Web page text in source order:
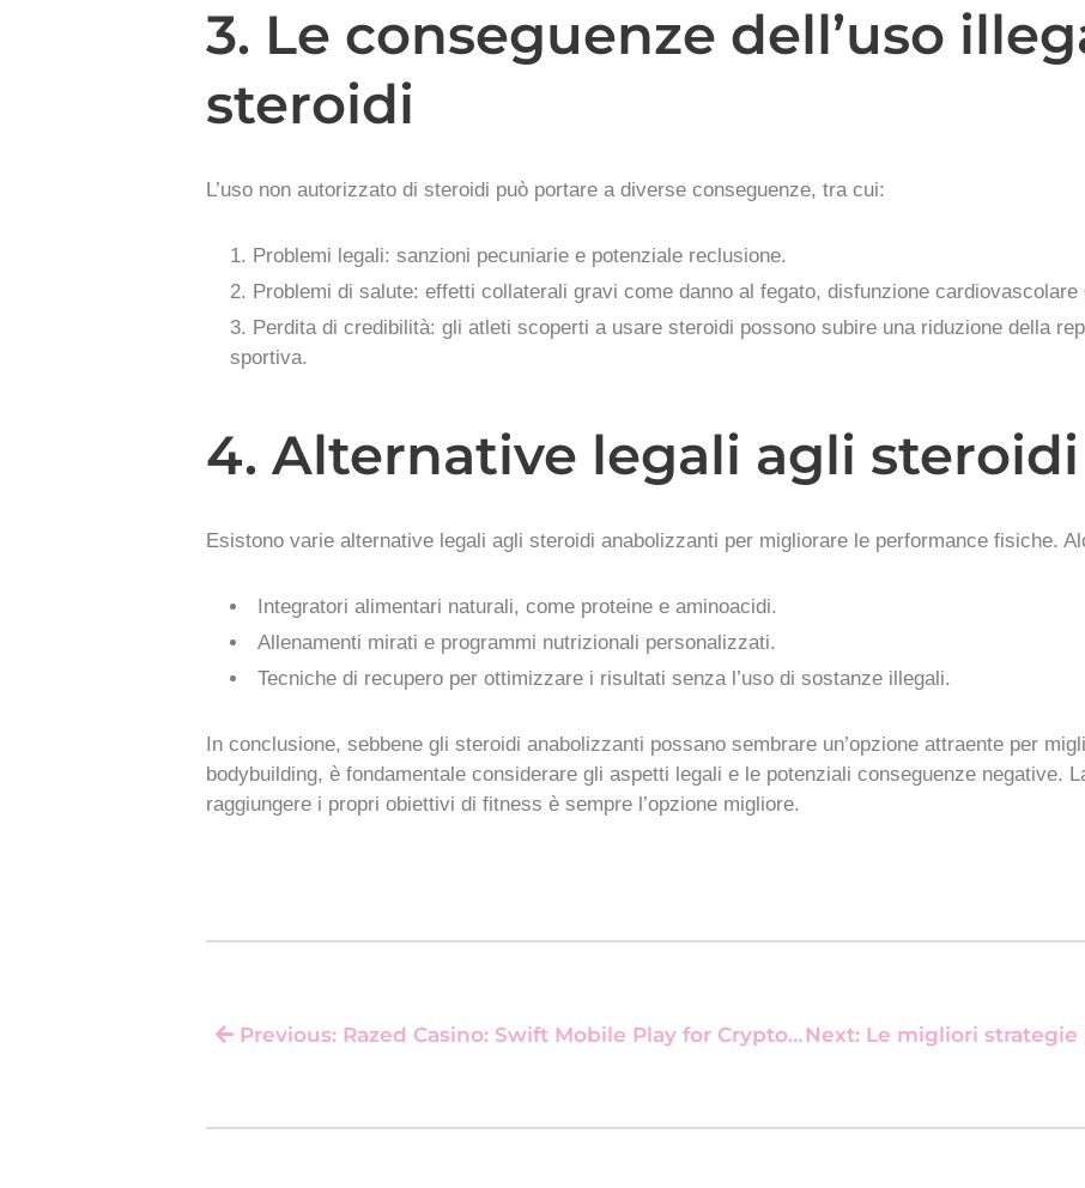
3. Le conseguenze dell’uso
steroidi
L’uso non autorizzato di steroidi può portare a diverse conseguenze, tra cui:
Problemi legali: sanzioni pecuniarie e potenziale reclusione.
Problemi di salute: effetti collaterali gravi come danno al fegato, disfunzione cardiovascolare
Perdita di credibilità: gli atleti scoperti a usare steroidi possono subire una riduzione della
sportiva.
4. Alternative legali agli steroidi
Esistono varie alternative legali agli steroidi anabolizzanti per migliorare le performance fisiche.
Integratori alimentari naturali, come proteine e aminoacidi.
Allenamenti mirati e programmi nutrizionali personalizzati.
Tecniche di recupero per ottimizzare i risultati senza l’uso di sostanze illegali.
In conclusione, sebbene gli steroidi anabolizzanti possano sembrare un’opzione attraente per
bodybuilding, è fondamentale considerare gli aspetti legali e le potenziali conseguenze negative.
raggiungere i propri obiettivi di fitness è sempre l’opzione migliore.
Previous: Razed Casino: Swift Mobile Play for Crypto‑Savvy Gamblers